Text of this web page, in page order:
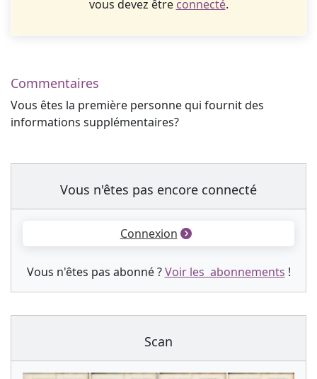
vous devez être connecté.
Commentaires
Vous êtes la première personne qui fournit des
informations supplémentaires?
Vous n'êtes pas encore connecté
Connexion
Vous n'êtes pas abonné ?Voir les abonnements !
Scan